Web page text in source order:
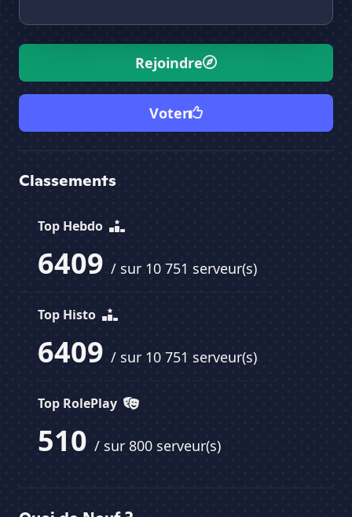
Rejoindre
Voter
Classements
Top Hebdo
6409 / sur 10 751 serveur(s)
Top Histo
6409 / sur 10 751 serveur(s)
Top RolePlay
510 / sur 800 serveur(s)